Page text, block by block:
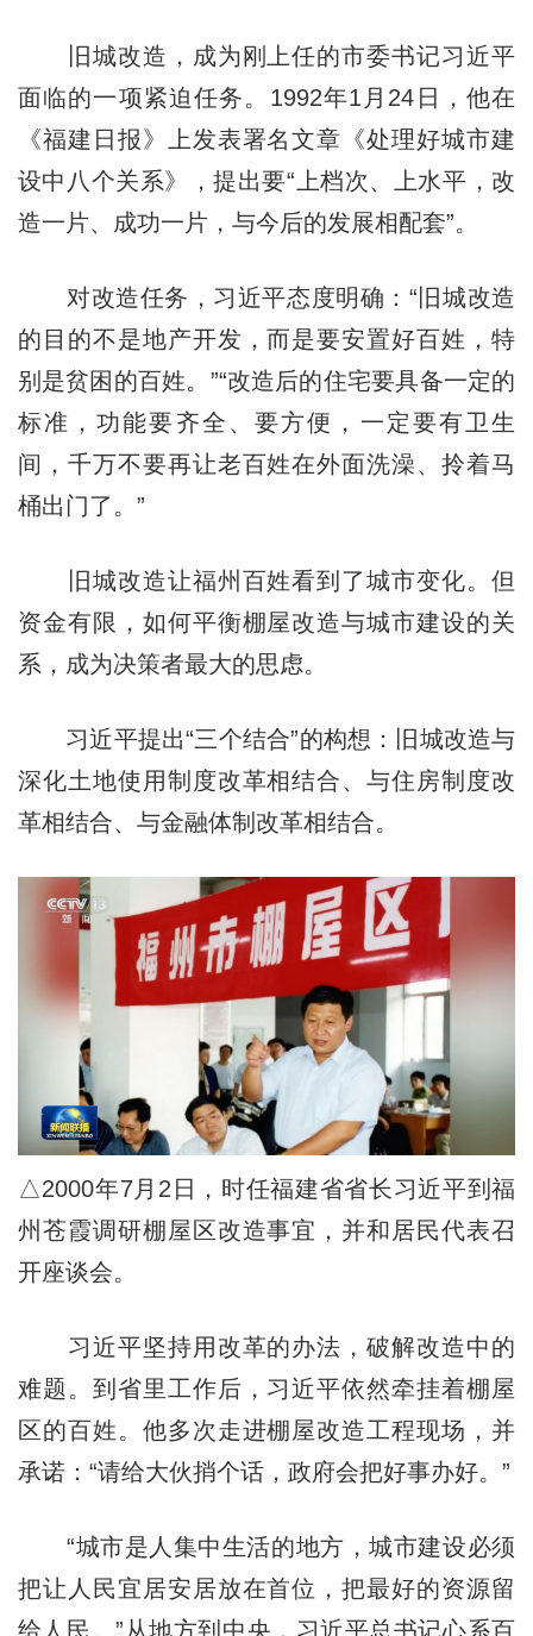
旧城改造，成为刚上任的市委书记习近平
面临的一项紧迫任务。1992年1月24日，他在
《福建日报》上发表署名文章《处理好城市建
设中八个关系》，提出要“上档次、上水平，改
造一片、成功一片，与今后的发展相配套”。
对改造任务，习近平态度明确：“旧城改造
的目的不是地产开发，而是要安置好百姓，特
别是贫困的百姓。”“改造后的住宅要具备一定的
标准，功能要齐全、要方便，一定要有卫生
间，千万不要再让老百姓在外面洗澡、拎着马
桶出门了。”
旧城改造让福州百姓看到了城市变化。但
资金有限，如何平衡棚屋改造与城市建设的关
系，成为决策者最大的思虑。
习近平提出“三个结合”的构想：旧城改造与
深化土地使用制度改革相结合、与住房制度改
革相结合、与金融体制改革相结合。
△2000年7月2日，时任福建省省长习近平到福
州苍霞调研棚屋区改造事宜，并和居民代表召
开座谈会。
习近平坚持用改革的办法，破解改造中的
难题。到省里工作后，习近平依然牵挂着棚屋
区的百姓。他多次走进棚屋改造工程现场，并
承诺：“请给大伙捎个话，政府会把好事办好。”
“城市是人集中生活的地方，城市建设必须
把让人民宜居安居放在首位，把最好的资源留
给人民。”从地方到中央，习近平总书记心系百